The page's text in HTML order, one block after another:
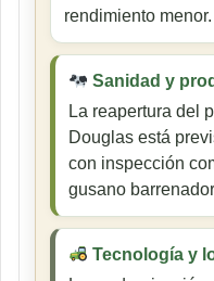
rendimiento menor.
Sanidad y
La reapertura del
Douglas está
con inspección
gusano
Tecnología y